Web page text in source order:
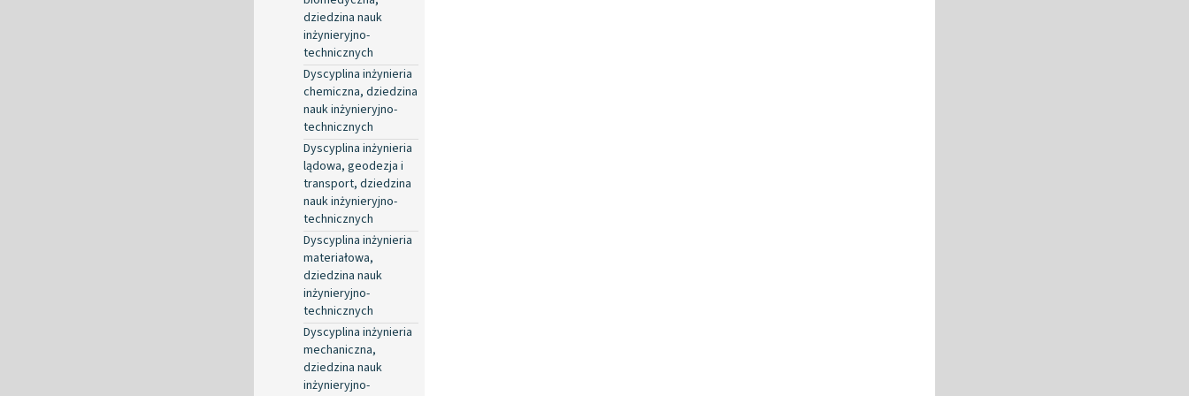
dziedzina nauk
inżynieryjno-
technicznych
Dyscyplina inżynieria
chemiczna, dziedzina
nauk inżynieryjno-
technicznych
Dyscyplina inżynieria
lądowa, geodezja i
transport, dziedzina
nauk inżynieryjno-
technicznych
Dyscyplina inżynieria
materiałowa,
dziedzina nauk
inżynieryjno-
technicznych
Dyscyplina inżynieria
mechaniczna,
dziedzina nauk
inżynieryjno-